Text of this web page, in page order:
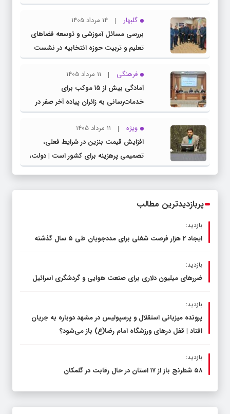
گلبهار
14 مرداد 1405
بررسی مسائل آموزشی و توسعه فضاهای
تعلیم و تربیت حوزه انتخابیه در نشست
مشترک عضو کمیسیون آموزش مجلس با
مدیرکل آموزش و پرورش خراسان رضوی
فرهنگی
11 مرداد 1405
آمادگی بیش از ۱۵ موکب برای
خدمات‌رسانی به زائران پیاده آخر صفر در
شهرستان چناران
ویژه
11 مرداد 1405
افزایش قیمت بنزین در شرایط فعلی،
تصمیمی پرهزینه برای کشور است | دولت،
قاچاق سوخت و عوامل اصلی ناترازی را
پربازدیدترین مطالب
بازدید:
ایجاد 2 هزار فرصت شغلی برای مددجویان طی ۵ سال گذشته
بازدید:
ضررهای میلیون دلاری برای صنعت هوایی و گردشگری اسرائیل
بازدید:
پرونده میزبانی استقلال و پرسپولیس در مشهد دوباره به جریان
افتاد | قفل در‌های ورزشگاه امام رضا(ع) باز می‌شود؟
بازدید:
۵۸ شطرنج‌ باز از ۱۷ استان در حال رقابت در گلمکان